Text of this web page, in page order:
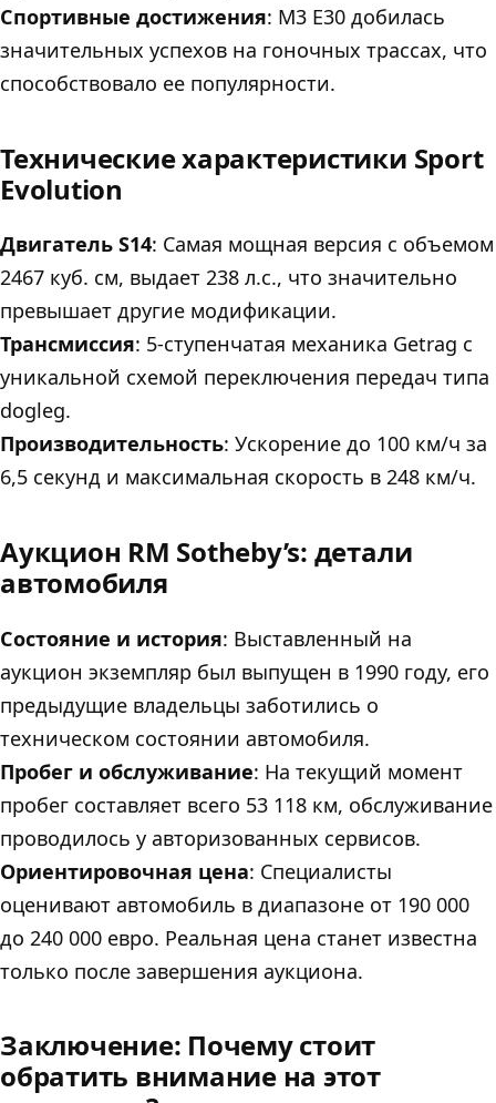
Спортивные достижения: М3 E30 добилась
значительных успехов на гоночных трассах, что
способствовало ее популярности.
Технические характеристики Sport
Evolution
Двигатель S14: Самая мощная версия с объемом
2467 куб. см, выдает 238 л.с., что значительно
превышает другие модификации.
Трансмиссия: 5-ступенчатая механика Getrag с
уникальной схемой переключения передач типа
dogleg.
Производительность: Ускорение до 100 км/ч за
6,5 секунд и максимальная скорость в 248 км/ч.
Аукцион RM Sotheby’s: детали
автомобиля
Состояние и история: Выставленный на
аукцион экземпляр был выпущен в 1990 году, его
предыдущие владельцы заботились о
техническом состоянии автомобиля.
Пробег и обслуживание: На текущий момент
пробег составляет всего 53 118 км, обслуживание
проводилось у авторизованных сервисов.
Ориентировочная цена: Специалисты
оценивают автомобиль в диапазоне от 190 000
до 240 000 евро. Реальная цена станет известна
только после завершения аукциона.
Заключение: Почему стоит
обратить внимание на этот